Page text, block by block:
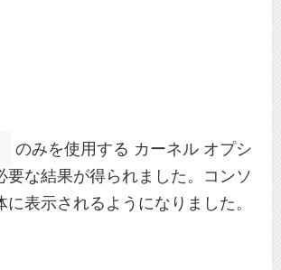
のみを使用する カーネル オプシ
要な結果が得られました。コンソ
に表示されるようになりました。